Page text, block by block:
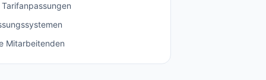
Mitarbeitenden